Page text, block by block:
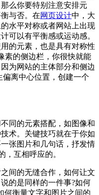
么你要特别注意安排元
与否。在网页设计中，大
水平对称或者网站上出现
可以有平衡感或运动感。
的元素，也是具有对称性
素的侧边栏，你很快就能
为网站的主体部分和侧边
离中心位置，创建一个
同的元素搭配，如图像和
术。关键技巧就在于你如
张图片和几句话，抒发情
，互相呼应的。
间的无缝合作，如何让文
的是同样的一件事?如何
何衡量文字和图片之间的